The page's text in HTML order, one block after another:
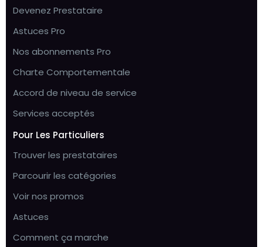
Devenez Prestataire
Astuces Pro
Nos abonnements Pro
Charte Comportementale
Accord de niveau de service
Services acceptés
Pour Les Particuliers
Trouver les prestataires
Parcourir les catégories
Voir nos promos
Astuces
Comment ça marche